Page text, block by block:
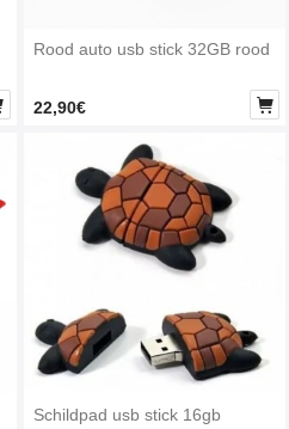
Rood auto usb stick 32GB rood
22,90€ 
Schildpad usb stick 16gb